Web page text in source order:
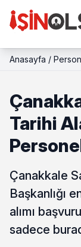
Anasayfa /
Tarihi
Çanakkale
Başkanlığı
alımı
sadece